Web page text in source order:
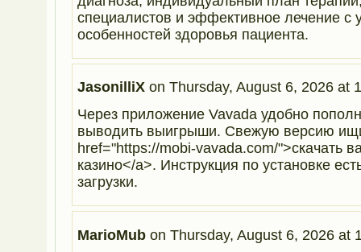
специалистов и эффективное лечение с
особенностей здоровья пациента.
JasonilliXon Thursday, August 6, 2026 at
Через приложение Vavada удобно
выводить выигрыши. Свежую версию
href="https://mobi-vavada.com/">скачать
казино</a>. Инструкция по установке
загрузки.
MarioMubon Thursday, August 6, 2026 at